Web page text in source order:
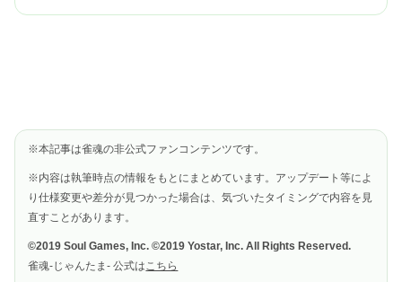
※本記事は雀魂の非公式ファンコンテンツです。
※内容は執筆時点の情報をもとにまとめています。アップデート等によ
り仕様変更や差分が見つかった場合は、気づいたタイミングで内容を見
直すことがあります。
©2019 Soul Games, Inc. ©2019 Yostar, Inc. All Rights Reserved.
雀魂-じゃんたま- 公式は こちら